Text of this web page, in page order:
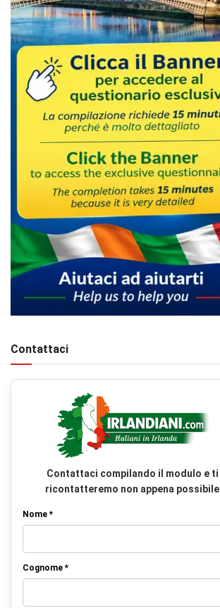
Contattaci
Contattaci compilando il modulo e ti
ricontatteremo non appena possibile
Nome *
Cognome *